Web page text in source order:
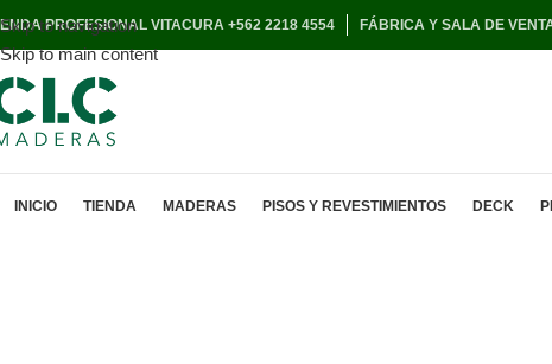
Skip to navigation
Skip to main content
PROFESIONAL VITACURA +562 2218 4554 FÁBRICA Y SALA DE
INICIO TIENDA MADERAS PISOS Y REVESTIMIENTOS DECK